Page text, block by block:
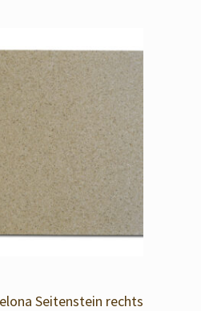
Seitenstein rechts